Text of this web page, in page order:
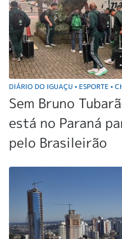
DIÁRIO DO IGUAÇU • ESPORTE •
Sem Bruno
está no Paraná
pelo Brasileirão